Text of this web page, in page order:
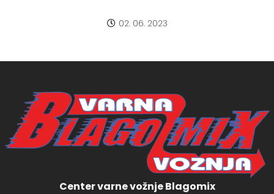
02. 06. 2023
Center varne vožnje Blagomix